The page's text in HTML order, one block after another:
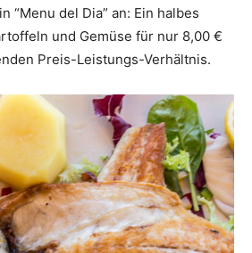
“Menu del Dia” an: Ein halbes
und Gemüse für nur 8,00 €
Preis-Leistungs-Verhältnis.